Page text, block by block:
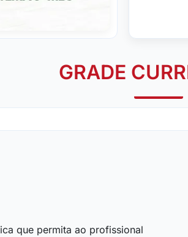
GRADE
que permita ao profissional